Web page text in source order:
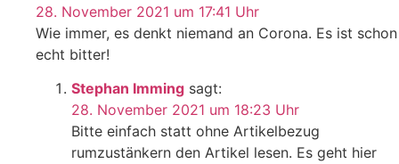
28. November 2021 um 17:41 Uhr
Wie immer, es denkt niemand an Corona. Es ist schon
echt bitter!
Stephan Imming sagt:
28. November 2021 um 18:23 Uhr
Bitte einfach statt ohne Artikelbezug
rumzustänkern den Artikel lesen. Es geht hier